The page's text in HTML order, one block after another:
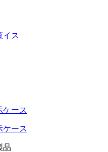
ス
ース
ース
品